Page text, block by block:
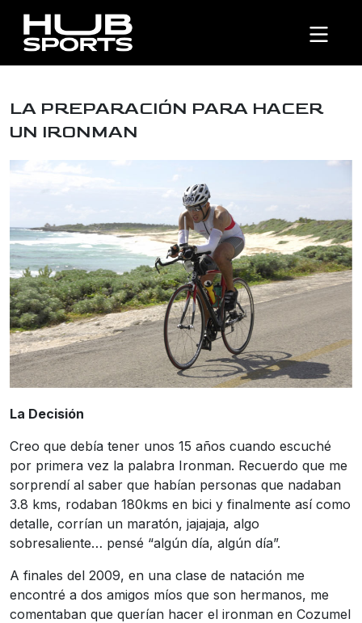
LA PREPARACIÓN PARA HACER
UN IRONMAN
La Decisión
Creo que debía tener unos 15 años cuando escuché
por primera vez la palabra Ironman. Recuerdo que me
sorprendí al saber que habían personas que nadaban
3.8 kms, rodaban 180kms en bici y finalmente así como
detalle, corrían un maratón, jajajaja, algo
sobresaliente… pensé “algún día, algún día”.
A finales del 2009, en una clase de natación me
encontré a dos amigos míos que son hermanos, me
comentaban que querían hacer el ironman en Cozumel